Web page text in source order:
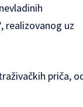
realizovanog uz
priča,